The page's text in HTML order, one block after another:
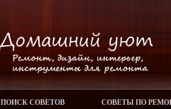
ПОИСК СОВЕТОВ СОВЕТЫ ПО